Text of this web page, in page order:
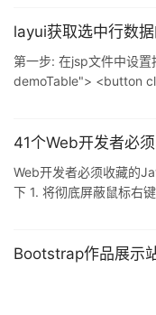
layui获取选中行数
第一步: 在jsp文件中设
demoTable"> <button
41个Web开发者必
Web开发者必须收藏的
下 1. 将彻底屏蔽鼠标右键
Bootstrap作品展示